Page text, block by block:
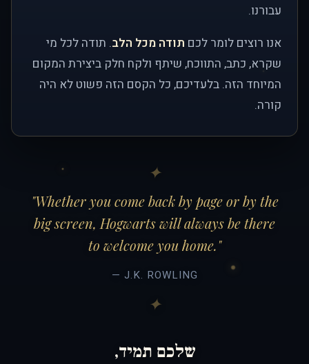
עבורנו.
אנו רוצים לומר לכם תודה מכל הלב. תודה לכל מי
שקרא, כתב, התווכח, שיתף ולקח חלק ביצירת המקום
המיוחד הזה. בלעדיכם, כל הקסם הזה פשוט לא היה
קורה.
"Whether you come back by page or by the
big screen, Hogwarts will always be there
to welcome you home."
— J.K. ROWLING
שלכם תמיד,